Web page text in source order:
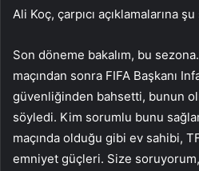
Ali Koç, çarpıcı açıklamalarına
Son döneme bakalım, bu
maçından sonra FIFA Başkanı
güvenliğinden bahsetti, bunun
söyledi. Kim sorumlu bunu
maçında olduğu gibi ev sahibi,
emniyet güçleri. Size